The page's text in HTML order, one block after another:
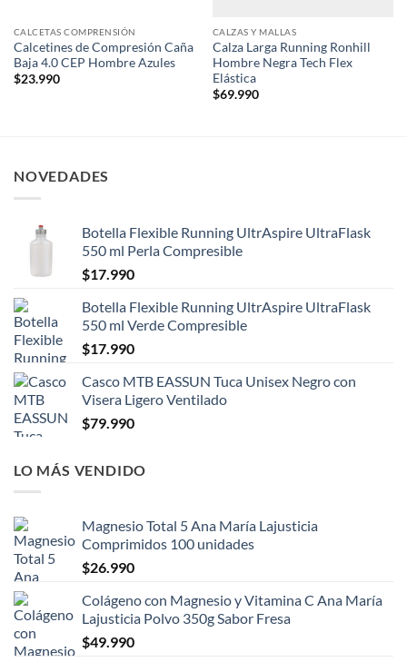
CALCETAS COMPRENSIÓN
Calcetines de Compresión Caña
Baja 4.0 CEP Hombre Azules
$23.990
CALZAS Y MALLAS
Calza Larga Running Ronhill
Hombre Negra Tech Flex
Elástica
$69.990
NOVEDADES
Botella Flexible Running UltrAspire UltraFlask
550 ml Perla Compresible
$17.990
Botella Flexible Running UltrAspire UltraFlask
550 ml Verde Compresible
$17.990
Casco MTB EASSUN Tuca Unisex Negro con
Visera Ligero Ventilado
$79.990
LO MÁS VENDIDO
Magnesio Total 5 Ana María Lajusticia
Comprimidos 100 unidades
$26.990
Colágeno con Magnesio y Vitamina C Ana María
Lajusticia Polvo 350g Sabor Fresa
$49.990